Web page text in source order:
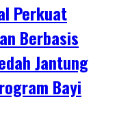
Perkuat
Berbasis
Jantung
Bayi